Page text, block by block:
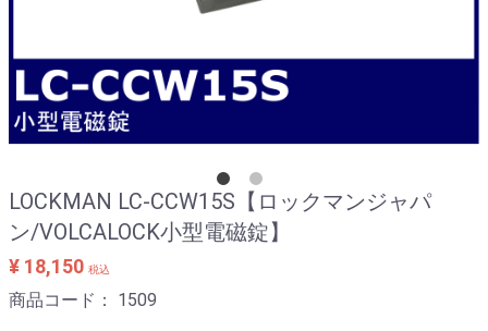
LOCKMAN LC-CCW15S【ロックマンジャパ
ン/VOLCALOCK小型電磁錠】
¥ 18,150 税込
商品コード： 1509